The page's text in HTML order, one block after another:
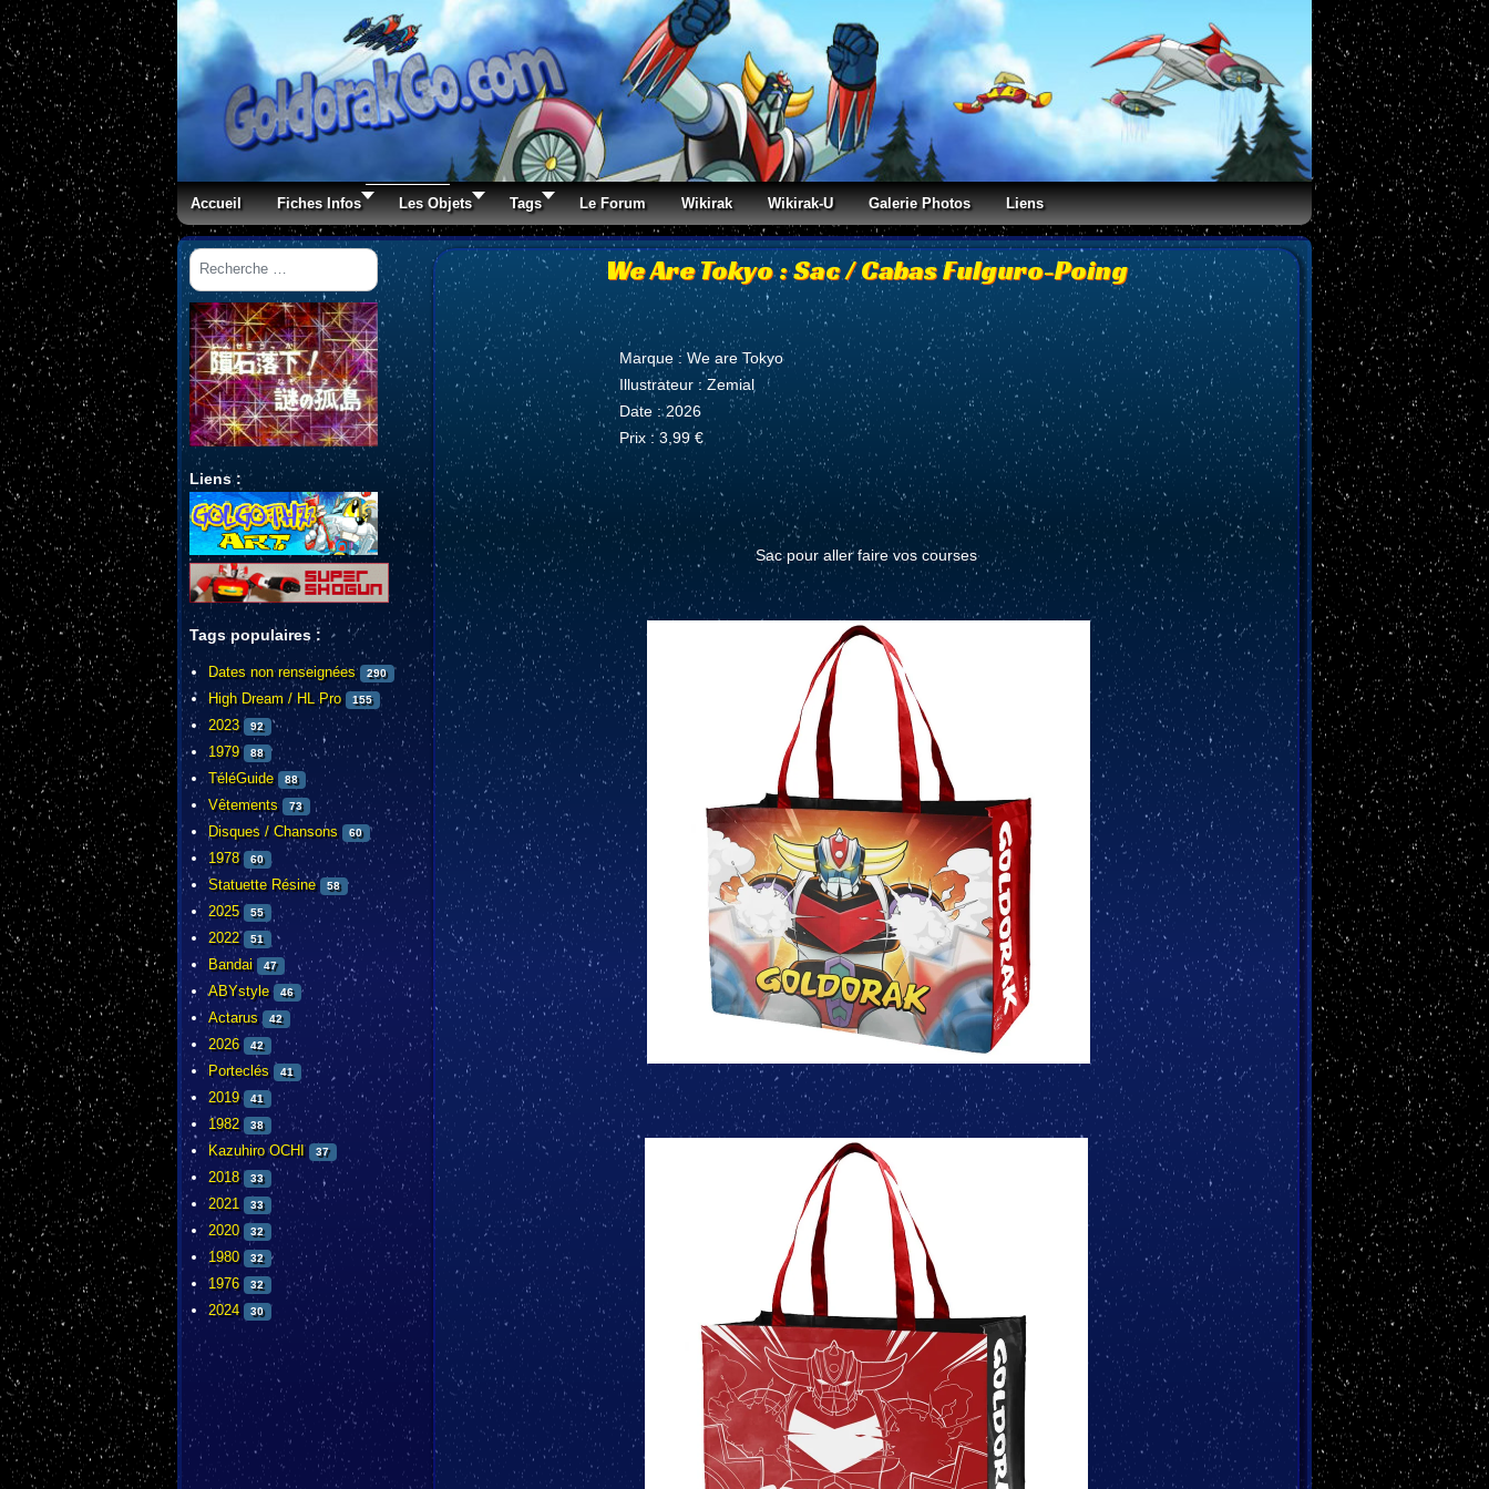
Accueil Fiches Infos Les Objets Tags Le Forum Wikirak Wikirak-U Galerie Photos Liens
Rechercher
Liens :
Tags populaires :
Dates non renseignées 290
High Dream / HL Pro 155
2023 92
1979 88
TéléGuide 88
Vêtements 73
Disques / Chansons 60
1978 60
Statuette Résine 58
2025 55
2022 51
Bandai 47
ABYstyle 46
Actarus 42
2026 42
Porteclés 41
2019 41
1982 38
Kazuhiro OCHI 37
2018 33
2021 33
2020 32
1980 32
1976 32
2024 30
We Are Tokyo : Sac / Cabas Fulguro-Poing
Marque : We are Tokyo
Illustrateur : Zemial
Date : 2026
Prix : 3,99 €
Sac pour aller faire vos courses